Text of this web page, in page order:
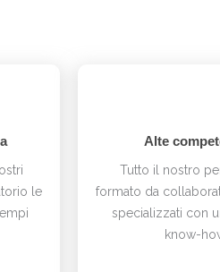
le
Alte
Tutto il nostro
formato da
specializzati con
know-